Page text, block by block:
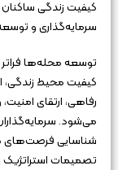
کیفیت زندگی
سرمایه‌گذاری و
توسعه محله‌ها
کیفیت محیط زندگی،
رفاهی، ارتقای
می‌شود.
شناسایی فرصت‌های
تصمیمات استراتژیک